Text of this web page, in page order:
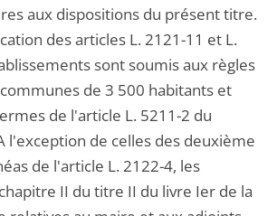
aux dispositions du présent titre.
des articles L. 2121-11 et L.
sont soumis aux règles
de 3 500 habitants et
de l'article L. 5211-2 du
l'exception de celles des deuxième
de l'article L. 2122-4, les
II du titre II du livre Ier de la